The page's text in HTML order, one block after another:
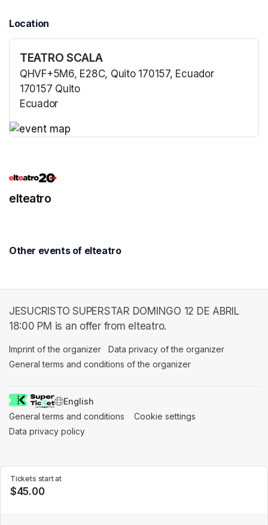
Location
TEATRO SCALA
QHVF+5M6, E28C, Quito 170157, Ecuador
170157 Quito
Ecuador
Tickets start at
$45.00
elteatro
Other events of elteatro
JESUCRISTO SUPERSTAR DOMINGO 12 DE ABRIL
18:00 PM is an offer from elteatro.
Imprint of the organizer (opens in a new tab)
Data privacy of the organizer
General terms and conditions of the organizer
SWITCH LANGUAGE
General terms and conditions (opens in a new tab)
Cookie settings
Data privacy policy